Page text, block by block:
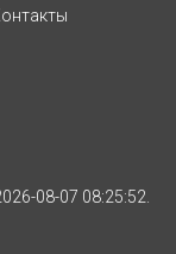
08-07 08:25:52.